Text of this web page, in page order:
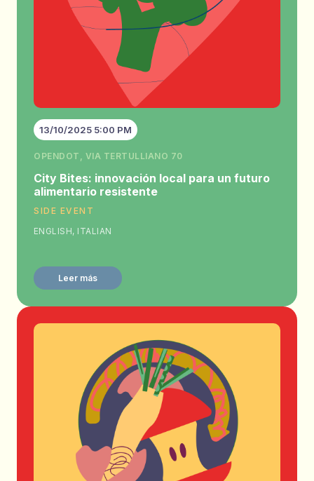
13/10/2025 5:00 PM
OPENDOT, VIA TERTULLIANO 70
City Bites: innovación local para un futuro
alimentario resistente
SIDE EVENT
ENGLISH, ITALIAN
Leer más